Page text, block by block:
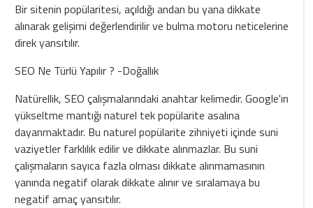
Bir sitenin popülaritesi, açıldığı andan bu yana dikkate
alınarak gelişimi değerlendirilir ve bulma motoru neticelerine
direk yansıtılır.
SEO Ne Türlü Yapılır ? -Doğallık
Natürellik, SEO çalışmalarındaki anahtar kelimedir. Google'ın
yükseltme mantığı naturel tek popülarite asalına
dayanmaktadır. Bu naturel popülarite zihniyeti içinde suni
vaziyetler farklılık edilir ve dikkate alınmazlar. Bu suni
çalışmaların sayıca fazla olması dikkate alınmamasının
yanında negatif olarak dikkate alınır ve sıralamaya bu
negatif amaç yansıtılır.